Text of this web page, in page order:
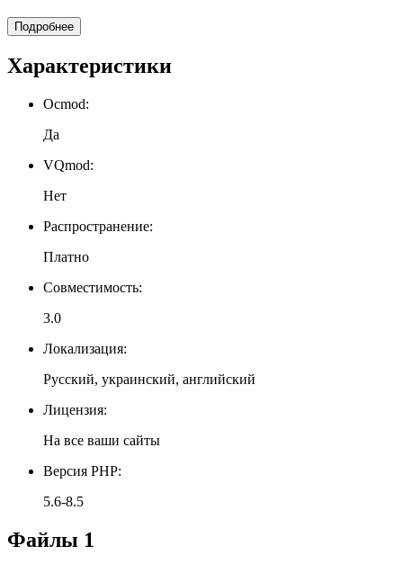
Подробнее
Характеристики
Ocmod:
Да
VQmod:
Нет
Распространение:
Платно
Совместимость:
3.0
Локализация:
Русский, украинский, английский
Лицензия:
На все ваши сайты
Версия PHP:
5.6-8.5
Файлы 1